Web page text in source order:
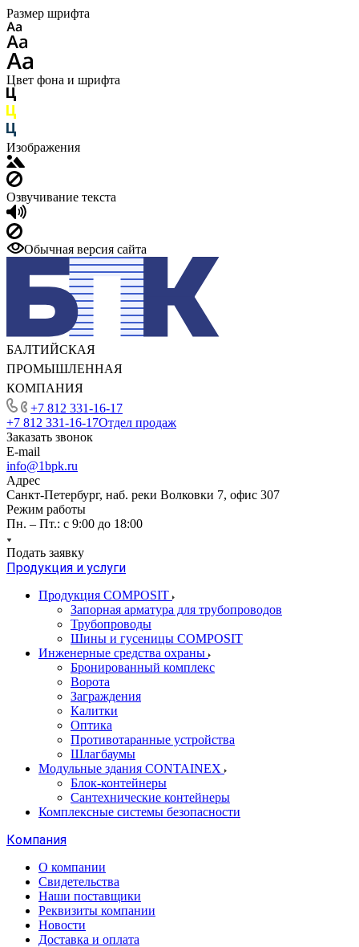
Размер шрифта
Цвет фона и шрифта
Изображения
Озвучивание текста
Обычная версия сайта
БАЛТИЙСКАЯ
ПРОМЫШЛЕННАЯ
КОМПАНИЯ
+7 812 331-16-17
+7 812 331-16-17Отдел продаж
Заказать звонок
E-mail
info@1bpk.ru
Адрес
Санкт-Петербург, наб. реки Волковки 7, офис 307
Режим работы
Пн. – Пт.: с 9:00 до 18:00
Подать заявку
Продукция и услуги
Продукция COMPOSIT
Запорная арматура для трубопроводов
Трубопроводы
Шины и гусеницы COMPOSIT
Инженерные средства охраны
Бронированный комплекс
Ворота
Заграждения
Калитки
Оптика
Противотаранные устройства
Шлагбаумы
Модульные здания CONTAINEX
Блок-контейнеры
Сантехнические контейнеры
Комплексные системы безопасности
Компания
О компании
Свидетельства
Наши поставщики
Реквизиты компании
Новости
Доставка и оплата